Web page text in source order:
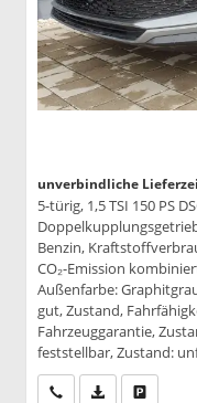
unverbindliche
5-türig, 1,5 TSI 150 PS
Benzin,
CO₂-Emission
Außenfarbe:
gut, Zustand,
Fahrzeuggarantie,
feststellbar, Zustand:
Wir rufen Sie an
PDF-Datei,